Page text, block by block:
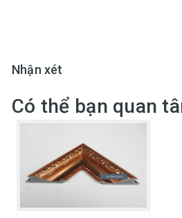
Nhận xét
Có thể bạn quan